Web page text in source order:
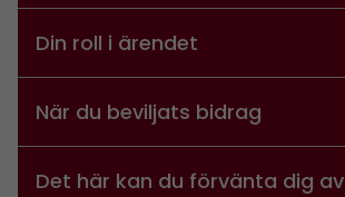
Din roll i ärendet
När du beviljats bidrag
Det här kan du förvänta dig av